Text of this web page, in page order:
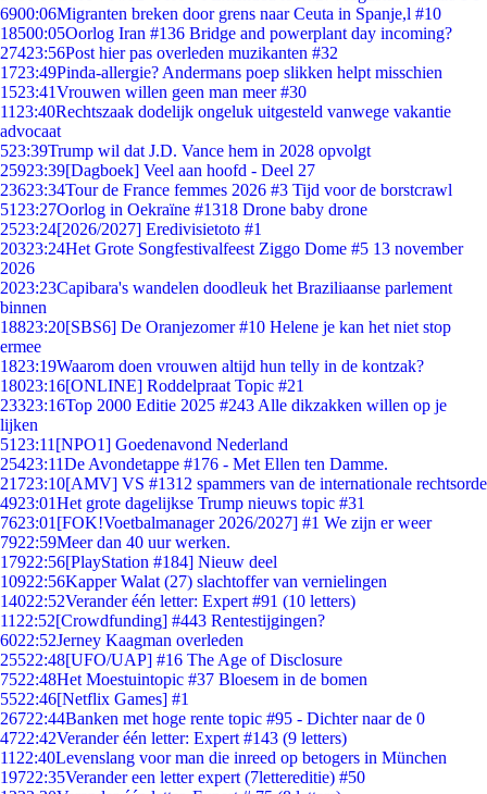
6900:06Migranten breken door grens naar Ceuta in Spanje,l #10
18500:05Oorlog Iran #136 Bridge and powerplant day incoming?
27423:56Post hier pas overleden muzikanten #32
1723:49Pinda-allergie? Andermans poep slikken helpt misschien
1523:41Vrouwen willen geen man meer #30
11 23:40Rechtszaak dodelijk ongeluk uitgesteld vanwege vakantie
advocaat
523:39Trump wil dat J.D. Vance hem in 2028 opvolgt
25923:39[Dagboek] Veel aan hoofd - Deel 27
23623:34Tour de France femmes 2026 #3 Tijd voor de borstcrawl
51 23:27Oorlog in Oekraïne #1318 Drone baby drone
2523:24[2026/2027] Eredivisietoto #1
20323:24Het Grote Songfestivalfeest Ziggo Dome #5 13 november
2026
2023:23Capibara's wandelen doodleuk het Braziliaanse parlement
binnen
18823:20[SBS6] De Oranjezomer #10 Helene je kan het niet stop
ermee
1823:19Waarom doen vrouwen altijd hun telly in de kontzak?
18023:16[ONLINE] Roddelpraat Topic #21
23323:16Top 2000 Editie 2025 #243 Alle dikzakken willen op je
lijken
51 23:11 [NPO1] Goedenavond Nederland
25423:11De Avondetappe #176 - Met Ellen ten Damme.
21723:10[AMV] VS #1312 spammers van de internationale rechtsorde
4923:01Het grote dagelijkse Trump nieuws topic #31
7623:01 [FOK!Voetbalmanager 2026/2027] #1 We zijn er weer
7922:59Meer dan 40 uur werken.
17922:56[PlayStation #184] Nieuw deel
10922:56Kapper Walat (27) slachtoffer van vernielingen
14022:52Verander één letter: Expert #91 (10 letters)
11 22:52[Crowdfunding] #443 Rentestijgingen?
6022:52Jerney Kaagman overleden
25522:48[UFO/UAP] #16 The Age of Disclosure
7522:48Het Moestuintopic #37 Bloesem in de bomen
5522:46[Netflix Games] #1
26722:44Banken met hoge rente topic #95 - Dichter naar de 0
4722:42Verander één letter: Expert #143 (9 letters)
11 22:40Levenslang voor man die inreed op betogers in München
19722:35Verander een letter expert (7lettereditie) #50